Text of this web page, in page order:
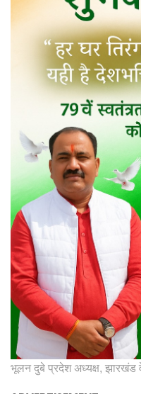
भूलन दुबे प्रदेश अध्यक्ष, झारखंड